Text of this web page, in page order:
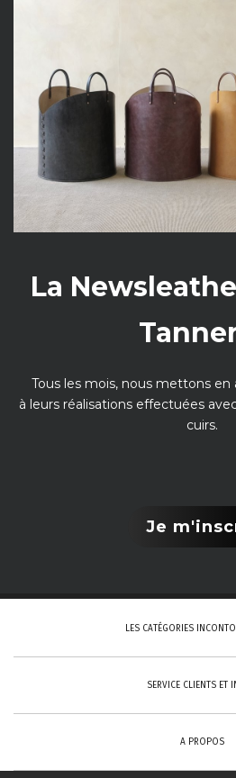
La
Tous les mois, nous mettons en
à leurs réalisations effectuées
cuirs.
Je
LES CATÉGORIES
Cuirs aniline
SERVICE CLIENTS ET
A PROPOS
Nous